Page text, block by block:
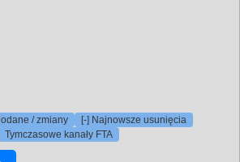
/ zmiany
[-] Najnowsze usunięcia
Tymczasowe kanały FTA